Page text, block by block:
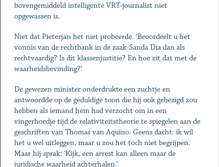
bovengemiddeld intelligente VRT-journalist niet
opgewassen is.
Niet dat Pieterjan het niet probeerde. ‘Beoordeelt u het
vonnis van de rechtbank in de zaak-Sanda Dia dan als
rechtvaardig? Is dit klassenjustitie? En hoe zit dat met de
waarheidsbevinding?’
De gewezen minister onderdrukte een zuchtje en
antwoordde op de geduldige toon die hij ook gebezigd zou
hebben als iemand hem had verzocht om in een
vingerhoedje tijd de relativiteitstheorie te spiegelen aan de
geschriften van Thomas van Aquino. Geens dacht: ik wíl
het u wel uitleggen, maar u zou het toch niet begrijpen.
Maar hij sprak: ‘Kijk, een arrest kan alleen maar de
juridische waarheid achterhalen.’